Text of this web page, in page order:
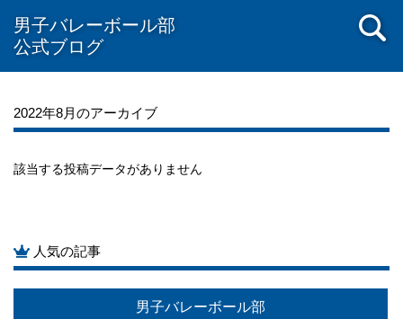
男子バレーボール部
公式ブログ
2022年8月のアーカイブ
該当する投稿データがありません
人気の記事
2021年08月
2021年07月
男子バレーボール部